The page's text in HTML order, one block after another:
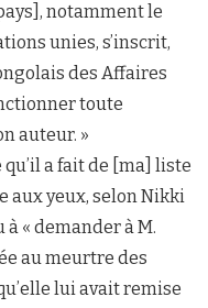
notamment le
unies, s’inscrit,
des Affaires
toute
auteur. »
a fait de [ma] liste
aux yeux, selon Nikki
« demander à M.
au meurtre des
lui avait remise